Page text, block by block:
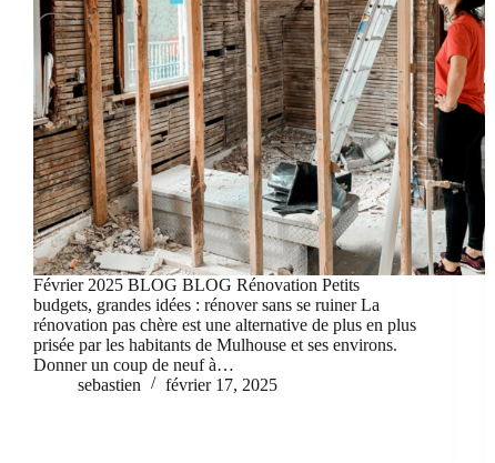
Février 2025 BLOG BLOG Rénovation Petits
budgets, grandes idées : rénover sans se ruiner La
rénovation pas chère est une alternative de plus en plus
prisée par les habitants de Mulhouse et ses environs.
Donner un coup de neuf à…
sebastien
février 17, 2025